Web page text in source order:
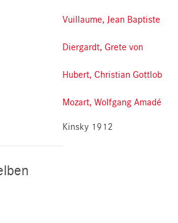
Vuillaume, Jean Baptiste
Diergardt, Grete von
Hubert, Christian Gottlob
Mozart, Wolfgang Amadé
Kinsky 1912